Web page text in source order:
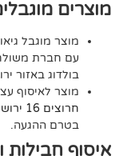
גיאוגרפית ירושלים
חיצונית
ירושלים / מבשרת
עצמי – לאיסוף
. יש לוודא
ומשלוחים: